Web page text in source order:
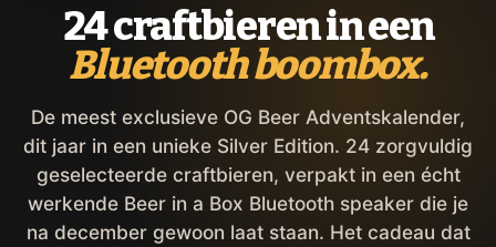
24 craftbieren in een
Bluetooth boombox.
De meest exclusieve OG Beer Adventskalender,
dit jaar in een unieke Silver Edition. 24 zorgvuldig
geselecteerde craftbieren, verpakt in een écht
werkende Beer in a Box Bluetooth speaker die je
na december gewoon laat staan. Het cadeau dat